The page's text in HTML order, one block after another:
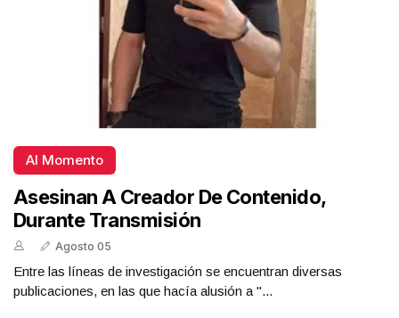
Al Momento
Asesinan A Creador De Contenido,
Durante Transmisión
Agosto 05
Entre las líneas de investigación se encuentran diversas
publicaciones, en las que hacía alusión a "...